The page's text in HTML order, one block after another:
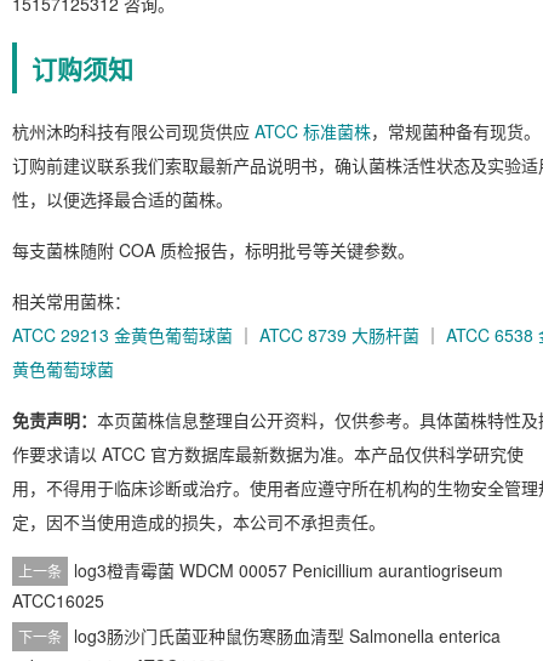
订购须知
杭州沐昀科技有限公司现货供应 ATCC 标准菌株，常规菌种备有现货。
订购前建议联系我们索取最新产品说明书，确认菌株活性状态及实验适
性，以便选择最合适的菌株。
每支菌株随附 COA 质检报告，标明批号等关键参数。
相关常用菌株：
ATCC 29213 金黄色葡萄球菌 ｜ ATCC 8739 大肠杆菌 ｜ ATCC 6538
黄色葡萄球菌
免责声明： 本页菌株信息整理自公开资料，仅供参考。具体菌株特性及
作要求请以 ATCC 官方数据库最新数据为准。本产品仅供科学研究使
用，不得用于临床诊断或治疗。使用者应遵守所在机构的生物安全管理
定，因不当使用造成的损失，本公司不承担责任。
上一条
log3橙青霉菌 WDCM 00057 Penicillium aurantiogriseum
ATCC16025
下一条
log3肠沙门氏菌亚种鼠伤寒肠血清型 Salmonella enterica